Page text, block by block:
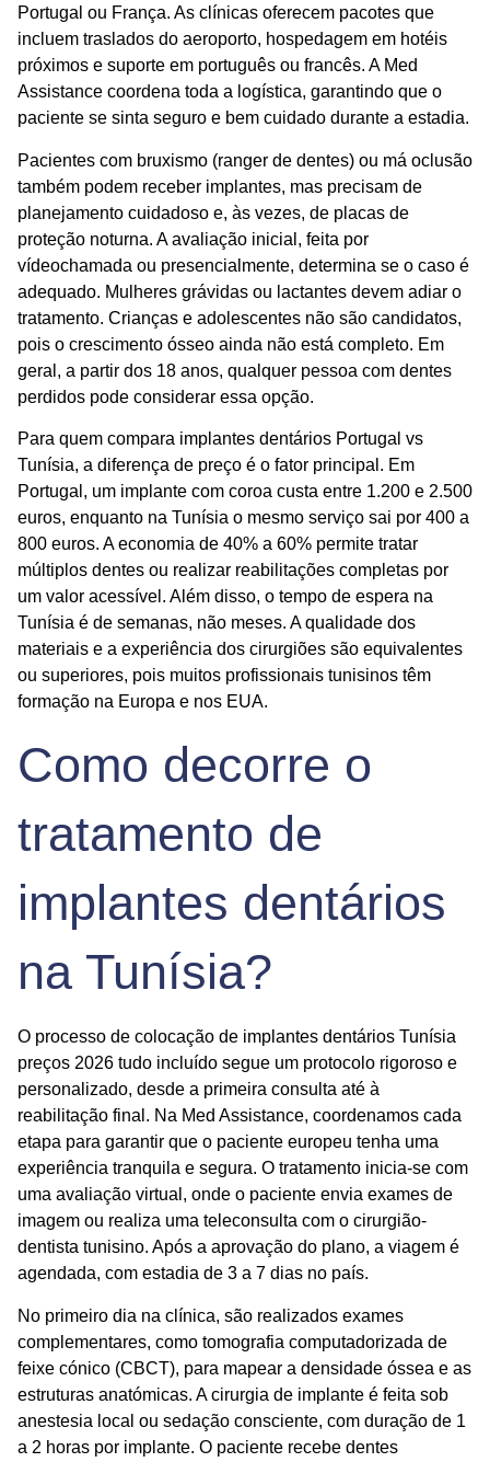
Portugal ou França. As clínicas oferecem pacotes que
incluem traslados do aeroporto, hospedagem em hotéis
próximos e suporte em português ou francês. A Med
Assistance coordena toda a logística, garantindo que o
paciente se sinta seguro e bem cuidado durante a estadia.
Pacientes com bruxismo (ranger de dentes) ou má oclusão
também podem receber implantes, mas precisam de
planejamento cuidadoso e, às vezes, de placas de
proteção noturna. A avaliação inicial, feita por
vídeochamada ou presencialmente, determina se o caso é
adequado. Mulheres grávidas ou lactantes devem adiar o
tratamento. Crianças e adolescentes não são candidatos,
pois o crescimento ósseo ainda não está completo. Em
geral, a partir dos 18 anos, qualquer pessoa com dentes
perdidos pode considerar essa opção.
Para quem compara implantes dentários Portugal vs
Tunísia, a diferença de preço é o fator principal. Em
Portugal, um implante com coroa custa entre 1.200 e 2.500
euros, enquanto na Tunísia o mesmo serviço sai por 400 a
800 euros. A economia de 40% a 60% permite tratar
múltiplos dentes ou realizar reabilitações completas por
um valor acessível. Além disso, o tempo de espera na
Tunísia é de semanas, não meses. A qualidade dos
materiais e a experiência dos cirurgiões são equivalentes
ou superiores, pois muitos profissionais tunisinos têm
formação na Europa e nos EUA.
Como decorre o
tratamento de
implantes dentários
na Tunísia?
O processo de colocação de implantes dentários Tunísia
preços 2026 tudo incluído segue um protocolo rigoroso e
personalizado, desde a primeira consulta até à
reabilitação final. Na Med Assistance, coordenamos cada
etapa para garantir que o paciente europeu tenha uma
experiência tranquila e segura. O tratamento inicia-se com
uma avaliação virtual, onde o paciente envia exames de
imagem ou realiza uma teleconsulta com o cirurgião-
dentista tunisino. Após a aprovação do plano, a viagem é
agendada, com estadia de 3 a 7 dias no país.
No primeiro dia na clínica, são realizados exames
complementares, como tomografia computadorizada de
feixe cónico (CBCT), para mapear a densidade óssea e as
estruturas anatómicas. A cirurgia de implante é feita sob
anestesia local ou sedação consciente, com duração de 1
a 2 horas por implante. O paciente recebe dentes